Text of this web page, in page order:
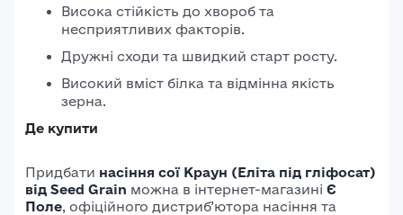
Висока стійкість до хвороб та
несприятливих факторів.
Дружні сходи та швидкий старт росту.
Високий вміст білка та відмінна якість
зерна.
Де купити
Придбати насіння сої Краун (Еліта під гліфосат)
від Seed Grain можна в інтернет-магазині Є
Поле, офіційного дистриб’ютора насіння та